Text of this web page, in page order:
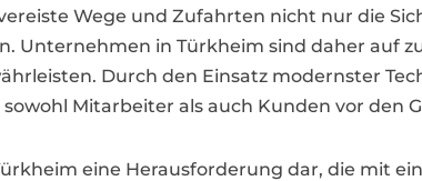
Wege und Zufahrten nicht nur die
Unternehmen in Türkheim sind daher auf
Durch den Einsatz modernster
Mitarbeiter als auch Kunden vor den
eine Herausforderung dar, die mit